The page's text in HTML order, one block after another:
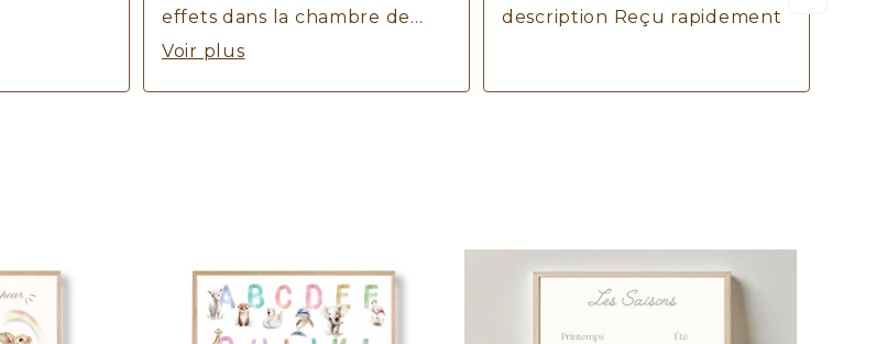
effets dans la chambre de
notre fils 😻
Voir plus
description Reçu rapidement